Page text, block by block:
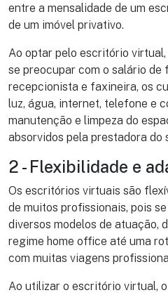
entre a mensalidade de um
de um imóvel privativo.
Ao optar pelo escritório
se preocupar com o salário de
recepcionista e faxineira, os
luz, água, internet, telefone e
manutenção e limpeza do
absorvidos pela prestadora do
2 - Flexibilidade e
Os escritórios virtuais são
de muitos profissionais, pois
diversos modelos de atuação,
regime home office até uma
com muitas viagens
Ao utilizar o escritório virtual,